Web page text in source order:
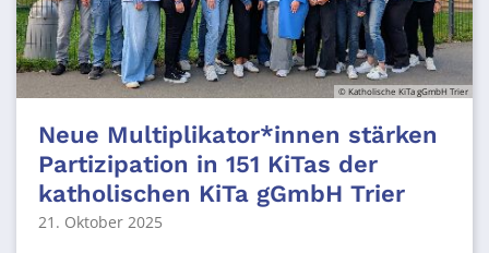
© Katholische KiTa gGmbH Trier
Neue Multiplikator*innen stärken
Partizipation in 151 KiTas der
katholischen KiTa gGmbH Trier
21. Oktober 2025